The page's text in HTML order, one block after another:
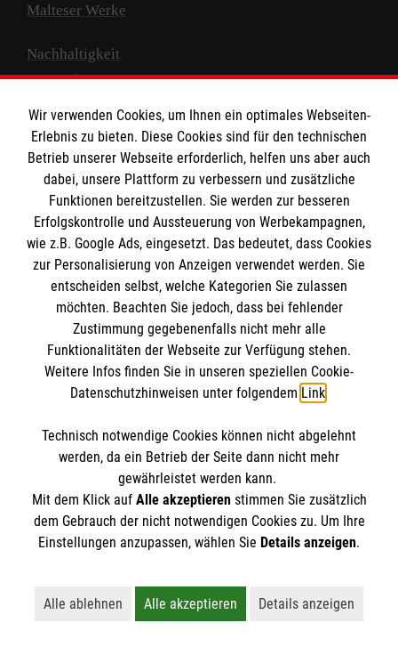
Malteser Werke
Nachhaltigkeit
Prävention
Compliance
Transparenz
Spenden und Helfen
Spendenkonto
Empfänger: Malteser Hilfsdienst e.V.
IBAN: DE10 3706 0120 1201 2000 12
BIC: GENODED 1PA7
Newsletter abonnieren
Cookies verwalten Impressum | Datenschutz
Wir verwenden Cookies, um Ihnen ein optimales Webseiten-
Erlebnis zu bieten. Diese Cookies sind für den technischen
Betrieb unserer Webseite erforderlich, helfen uns aber auch
dabei, unsere Plattform zu verbessern und zusätzliche
Funktionen bereitzustellen. Sie werden zur besseren
Erfolgskontrolle und Aussteuerung von Werbekampagnen,
wie z.B. Google Ads, eingesetzt. Das bedeutet, dass Cookies
zur Personalisierung von Anzeigen verwendet werden. Sie
entscheiden selbst, welche Kategorien Sie zulassen
möchten. Beachten Sie jedoch, dass bei fehlender
Zustimmung gegebenenfalls nicht mehr alle
Funktionalitäten der Webseite zur Verfügung stehen.
Weitere Infos finden Sie in unseren speziellen Cookie-
Datenschutzhinweisen unter folgendem Link.
Technisch notwendige Cookies können nicht abgelehnt
werden, da ein Betrieb der Seite dann nicht mehr
gewährleistet werden kann.
Mit dem Klick auf Alle akzeptierenstimmen Sie zusätzlich
dem Gebrauch der nicht notwendigen Cookies zu. Um Ihre
Einstellungen anzupassen, wählen Sie Details anzeigen.
Alle ablehnen
Lehnt alle nicht-essentiellen Cookies ab
Alle akzeptieren
Akzeptiert alle Cookies
Details anzeigen